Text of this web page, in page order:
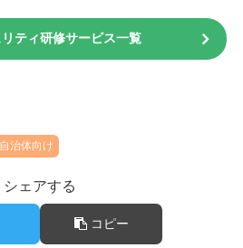
ティ研修サービス一覧
自治体向け
シェアする
コピー